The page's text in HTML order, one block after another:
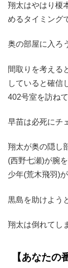
翔太はやはり榎
めるタイミング
奥の部屋に入ろ
間取りを考える
していると確信
402号室を訪ね
早苗は必死にチ
翔太が奥の隠し
(西野七瀬)が腕
少年(荒木飛羽)
黒島を助けよう
翔太は倒れてし
【あなたの